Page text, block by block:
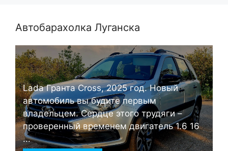
Автобарахолка Луганска
Lada Гранта Cross, 2025 год. Новый
автомобиль вы будите первым
владельцем. Сердце этого трудяги –
проверенный временем двигатель 1.6 16
...